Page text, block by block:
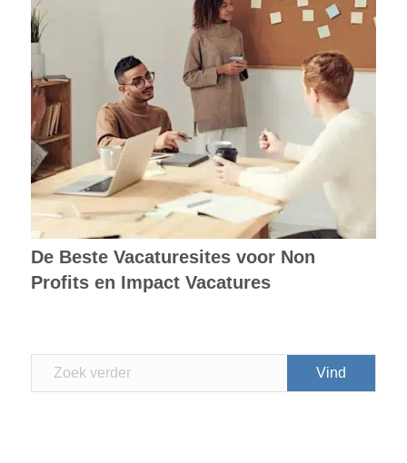
De Beste Vacaturesites voor Non
Profits en Impact Vacatures